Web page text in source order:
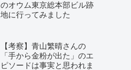
のオウム東京総本部ビル跡
地に行ってみました
【考察】青山繁晴さんの
「手から金粉が出た」のエ
ピソードは事実と思われま